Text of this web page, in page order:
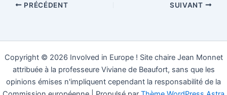
PRÉCÉDENT SUIVANT
Copyright © 2026 Involved in Europe ! Site chaire Jean Monnet
attribuée à la professeure Viviane de Beaufort, sans que les
opinions émises n'impliquent cependant la responsabilité de la